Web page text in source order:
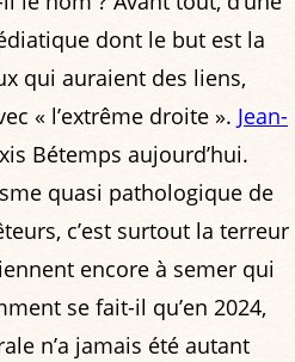
dont le but est la
qui auraient des liens,
« l’extrême droite ». Jean-
Bétemps aujourd’hui.
quasi pathologique de
c’est surtout la terreur
encore à semer qui
se fait-il qu’en 2024,
n’a jamais été autant